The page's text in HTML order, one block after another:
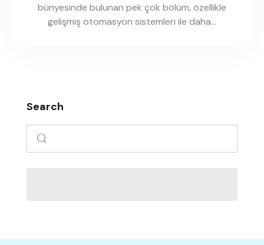
bünyesinde bulunan pek çok bölüm, özellikle
gelişmiş otomasyon sistemleri ile daha…
Search